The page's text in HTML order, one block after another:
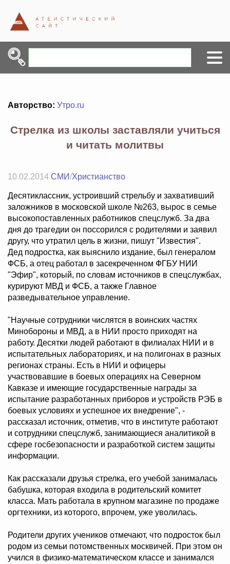
Авторство: Утро.ru
Стрелка из школы заставляли учиться
и читать молитвы
10.02.2014 СМИ/Христианство
Десятиклассник, устроивший стрельбу и захвативший
заложников в московской школе №263, вырос в семье
высокопоставленных работников спецслужб. За два
дня до трагедии он поссорился с родителями и заявил
другу, что утратил цель в жизни, пишут "Известия".
Дед подростка, как выяснило издание, был генералом
ФСБ, а отец работал в засекреченном ФГБУ НИИ
"Эфир", который, по словам источников в спецслужбах,
курируют МВД и ФСБ, а также Главное
разведывательное управление.
"Научные сотрудники числятся в воинских частях
Минобороны и МВД, а в НИИ просто приходят на
работу. Десятки людей работают в филиалах НИИ и в
испытательных лабораториях, и на полигонах в разных
регионах страны. Есть в НИИ и офицеры
участвовавшие в боевых операциях на Северном
Кавказе и имеющие государственные награды за
испытание разработанных приборов и устройств РЭБ в
боевых условиях и успешное их внедрение", -
рассказал источник, отметив, что в институте работают
и сотрудники спецслужб, занимающиеся аналитикой в
сфере госбезопасности и разработкой систем защиты
информации.
Как рассказали друзья стрелка, его учебой занималась
бабушка, которая входила в родительский комитет
класса. Мать работала в крупном магазине по продаже
оргтехники, из которого, впрочем, уже уволилась.
Родители других учеников отмечают, что подросток был
родом из семьи потомственных москвичей. При этом он
учился в физико-математическом классе и занимался